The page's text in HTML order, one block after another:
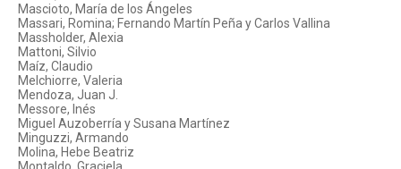
Mascioto, María de los Ángeles
Massari, Romina; Fernando Martín Peña y Carlos Vallina
Massholder, Alexia
Mattoni, Silvio
Maíz, Claudio
Melchiorre, Valeria
Mendoza, Juan J.
Messore, Inés
Miguel Auzoberría y Susana Martínez
Minguzzi, Armando
Molina, Hebe Beatriz